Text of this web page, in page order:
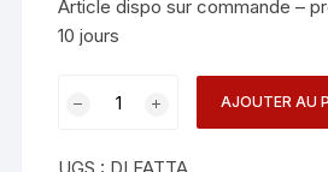
Article dispo sur commande –
10 jours
AJOUTER AU